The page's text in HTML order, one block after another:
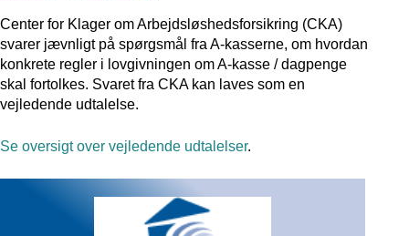
Center for Klager om Arbejdsløshedsforsikring (CKA)
svarer jævnligt på spørgsmål fra A-kasserne, om hvordan
konkrete regler i lovgivningen om A-kasse / dagpenge
skal fortolkes. Svaret fra CKA kan laves som en
vejledende udtalelse.
Se oversigt over vejledende udtalelser.